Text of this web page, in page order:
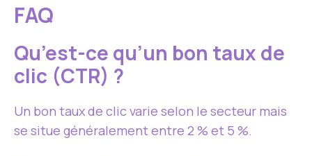
FAQ
Qu’est-ce qu’un bon taux de
clic (CTR) ?
Un bon taux de clic varie selon le secteur mais
se situe généralement entre 2 % et 5 %.